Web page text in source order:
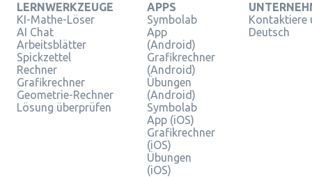
LERNWERKZEUGE
KI-Mathe-Löser
AI Chat
Arbeitsblätter
Spickzettel
Rechner
Grafikrechner
Geometrie-Rechner
Lösung überprüfen
APPS
Symbolab
App
(Android)
Grafikrechner
(Android)
Übungen
(Android)
Symbolab
App (iOS)
Grafikrechner
(iOS)
Übungen
(iOS)
Kontaktiere
Deutsch